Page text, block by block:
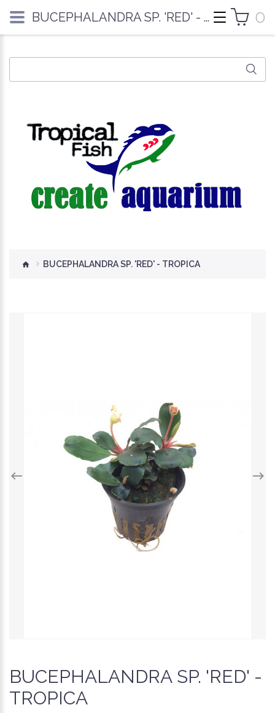
0
BUCEPHALANDRA SP. 'RED' - TROPICA
BUCEPHALANDRA SP. 'RED' -
TROPICA
BUCEPHALANDRA SP. 'RED' - TROPICA